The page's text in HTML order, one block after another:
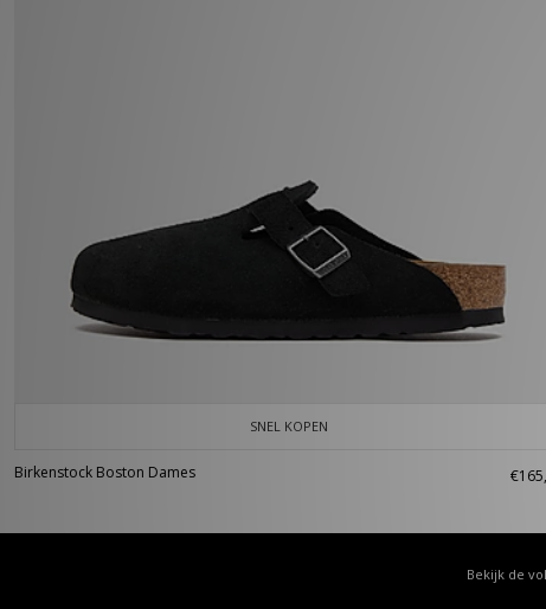
SNEL KOPEN
Birkenstock Boston Dames
Bekijk de